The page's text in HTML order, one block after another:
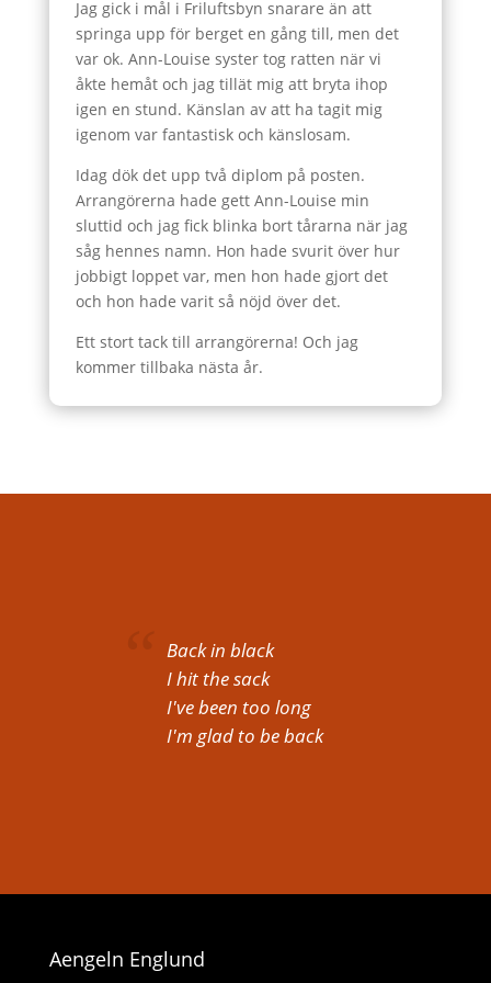
Jag gick i mål i Friluftsbyn snarare än att
springa upp för berget en gång till, men det
var ok. Ann-Louise syster tog ratten när vi
åkte hemåt och jag tillät mig att bryta ihop
igen en stund. Känslan av att ha tagit mig
igenom var fantastisk och känslosam.
Idag dök det upp två diplom på posten.
Arrangörerna hade gett Ann-Louise min
sluttid och jag fick blinka bort tårarna när jag
såg hennes namn. Hon hade svurit över hur
jobbigt loppet var, men hon hade gjort det
och hon hade varit så nöjd över det.
Ett stort tack till arrangörerna! Och jag
kommer tillbaka nästa år.
Back in black
I hit the sack
I've been too long
I'm glad to be back
Aengeln Englund